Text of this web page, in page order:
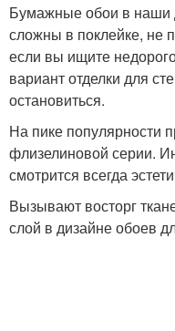
Бумажные обои в наши
сложны в поклейке, не
если вы ищите
вариант отделки для
остановиться.
На пике популярности
флизелиновой серии.
смотрится всегда
Вызывают восторг
слой в дизайне обоев